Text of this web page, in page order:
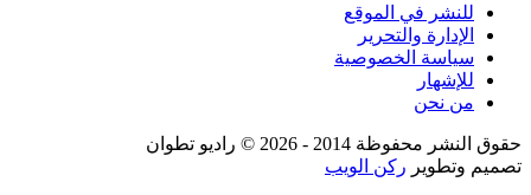
للنشر في الموقع
الإدارة والتحرير
سياسة الخصوصية
للإشهار
من نحن
حقوق النشر محفوظة 2014 - 2026 © راديو تطوان
تصميم وتطوير ركن الويب